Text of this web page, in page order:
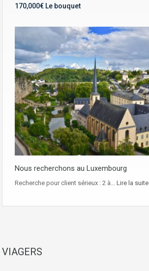
170,000€ Le bouquet
Nous recherchons au Luxembourg
Recherche pour client sérieux : 2 à… Lire la suite
VIAGERS